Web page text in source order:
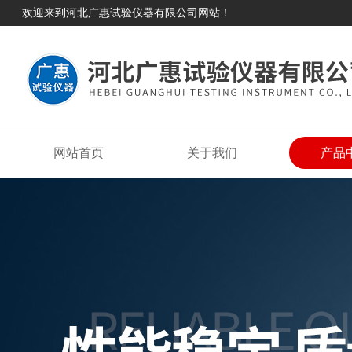
欢迎来到河北广惠试验仪器有限公司网站！
网站首页 关于我们 产品